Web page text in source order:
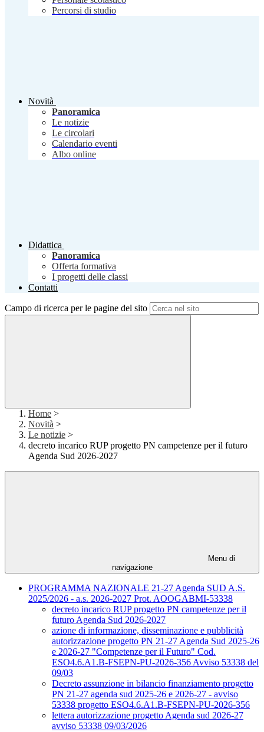
Percorsi di studio
Novità
Panoramica
Le notizie
Le circolari
Calendario eventi
Albo online
Didattica
Panoramica
Offerta formativa
I progetti delle classi
Contatti
Campo di ricerca per le pagine del sito
Home >
Novità >
Le notizie >
decreto incarico RUP progetto PN campetenze per il futuro
Agenda Sud 2026-2027
Menu di
navigazione
PROGRAMMA NAZIONALE 21-27 Agenda SUD A.S.
2025/2026 - a.s. 2026-2027 Prot. AOOGABMI-53338
decreto incarico RUP progetto PN campetenze per il
futuro Agenda Sud 2026-2027
azione di informazione, disseminazione e pubblicità
autorizzazione progetto PN 21-27 Agenda Sud 2025-26
e 2026-27 "Competenze per il Futuro" Cod.
ESO4.6.A1.B-FSEPN-PU-2026-356 Avviso 53338 del
09/03
Decreto assunzione in bilancio finanziamento progetto
PN 21-27 agenda sud 2025-26 e 2026-27 - avviso
53338 progetto ESO4.6.A1.B-FSEPN-PU-2026-356
lettera autorizzazione progetto Agenda sud 2026-27
avviso 53338 09/03/2026